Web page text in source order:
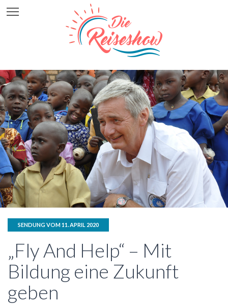
SENDUNG VOM 11. APRIL 2020
„Fly And Help“ – Mit
Bildung eine Zukunft
geben